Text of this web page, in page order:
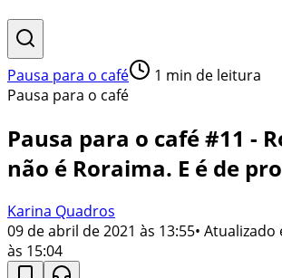
Pausa para o café 1 min de leitura
Pausa para o café
Pausa para o café #11 -
não é Roraima. E é de
Karina Quadros
09 de abril de 2021 às 13:55• Atualizado
às 15:04